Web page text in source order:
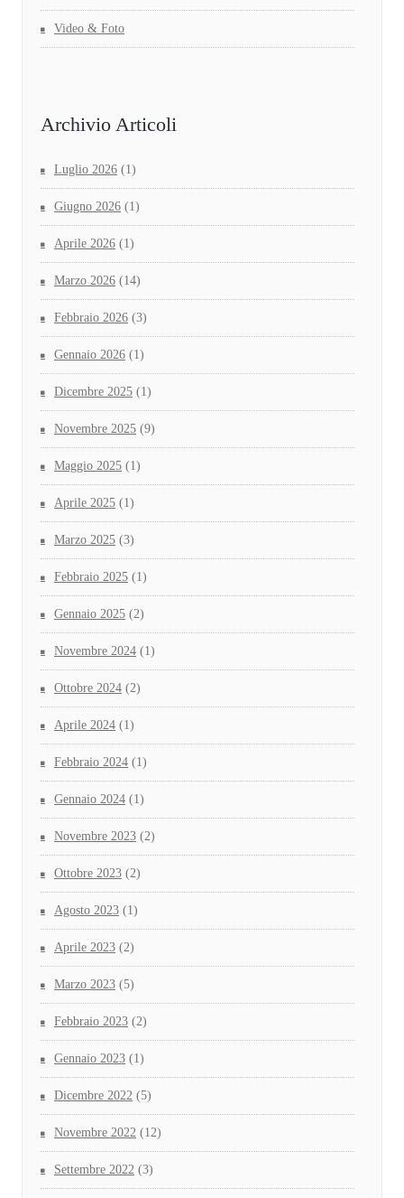
Video & Foto
Archivio Articoli
Luglio 2026 (1)
Giugno 2026 (1)
Aprile 2026 (1)
Marzo 2026 (14)
Febbraio 2026 (3)
Gennaio 2026 (1)
Dicembre 2025 (1)
Novembre 2025 (9)
Maggio 2025 (1)
Aprile 2025 (1)
Marzo 2025 (3)
Febbraio 2025 (1)
Gennaio 2025 (2)
Novembre 2024 (1)
Ottobre 2024 (2)
Aprile 2024 (1)
Febbraio 2024 (1)
Gennaio 2024 (1)
Novembre 2023 (2)
Ottobre 2023 (2)
Agosto 2023 (1)
Aprile 2023 (2)
Marzo 2023 (5)
Febbraio 2023 (2)
Gennaio 2023 (1)
Dicembre 2022 (5)
Novembre 2022 (12)
Settembre 2022 (3)